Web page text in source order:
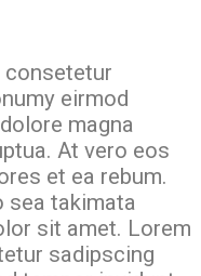
consetetur
eirmod
magna
At vero eos
et ea rebum.
sea takimata
sit amet. Lorem
sadipscing